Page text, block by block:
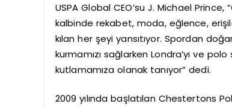
USPA Global CEO’su J. Michael
kalbinde rekabet, moda, eğlence,
kılan her şeyi yansıtıyor. Spordan
kurmamızı sağlarken Londra’yı ve
kutlamamıza olanak tanıyor” dedi.
2009 yılında başlatılan Chestertons